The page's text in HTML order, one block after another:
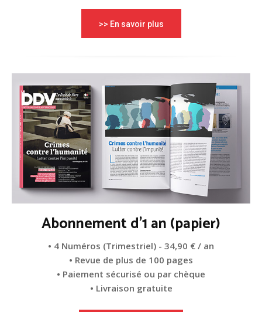
>> En savoir plus
Abonnement d'1 an (papier)
• 4 Numéros (Trimestriel) - 34,90 € / an
• Revue de plus de 100 pages
• Paiement sécurisé ou par chèque
• Livraison gratuite